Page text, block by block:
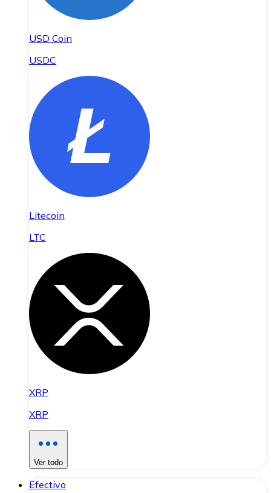
USD Coin
USDC
Litecoin
LTC
XRP
XRP
Ver todo
Efectivo